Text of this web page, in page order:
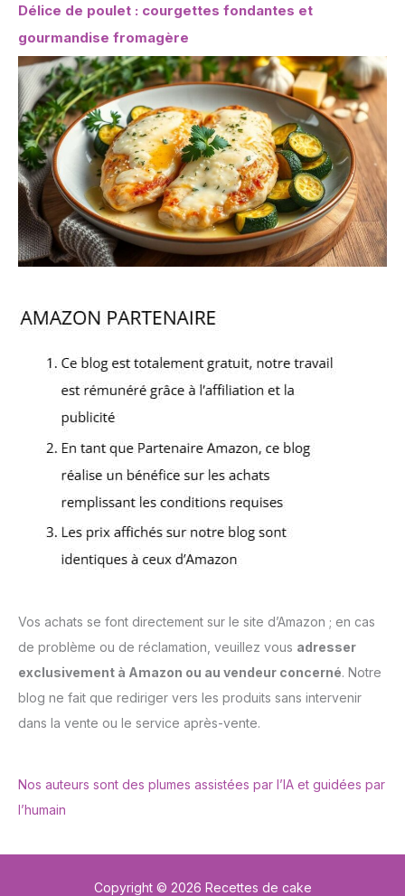
Délice de poulet : courgettes fondantes et
gourmandise fromagère
Vos achats se font directement sur le site d’Amazon ; en cas
de problème ou de réclamation, veuillez vous adresser
exclusivement à Amazon ou au vendeur concerné. Notre
blog ne fait que rediriger vers les produits sans intervenir
dans la vente ou le service après-vente.
Nos auteurs sont des plumes assistées par l’IA et guidées par
l’humain
Copyright © 2026 Recettes de cake